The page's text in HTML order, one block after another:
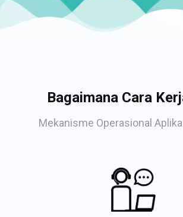
Bagaimana Cara
Mekanisme Operasional